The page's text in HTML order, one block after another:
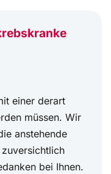
einer derart
müssen. Wir
anstehende
bei Ihnen.